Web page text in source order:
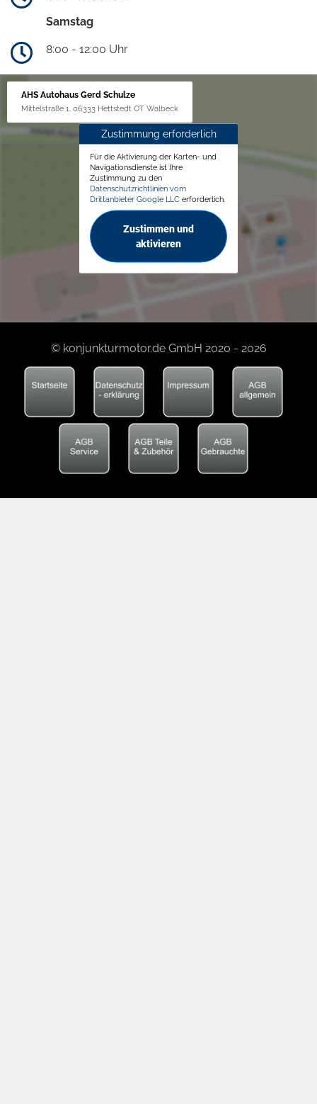
Samstag
8:00 - 12:00 Uhr
AHS Autohaus Gerd Schulze
Mittelstraße 1, 06333 Hettstedt OT Walbeck
Zustimmung erforderlich
Für die Aktivierung der Karten- und
Navigationsdienste ist Ihre
Zustimmung zu den
Datenschutzrichtlinien vom
Drittanbieter Google LLC erforderlich.
Zustimmen und
aktivieren
© konjunkturmotor.de GmbH 2020 - 2026